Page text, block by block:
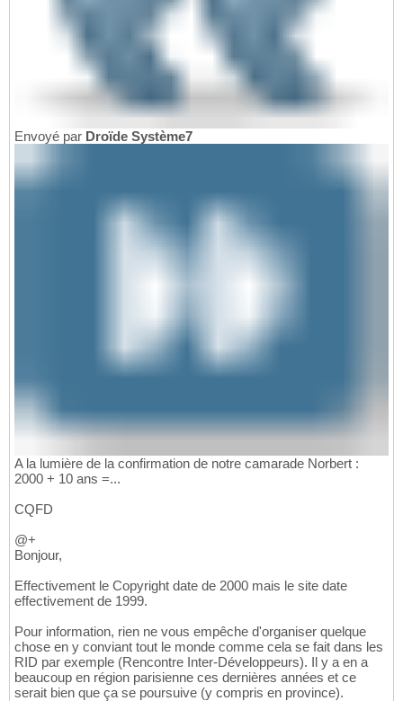
Envoyé par Droïde Système7
A la lumière de la confirmation de notre camarade Norbert :
2000 + 10 ans =...
CQFD
@+
Bonjour,
Effectivement le Copyright date de 2000 mais le site date
effectivement de 1999.
Pour information, rien ne vous empêche d'organiser quelque
chose en y conviant tout le monde comme cela se fait dans les
RID par exemple (Rencontre Inter-Développeurs). Il y a en a
beaucoup en région parisienne ces dernières années et ce
serait bien que ça se poursuive (y compris en province).